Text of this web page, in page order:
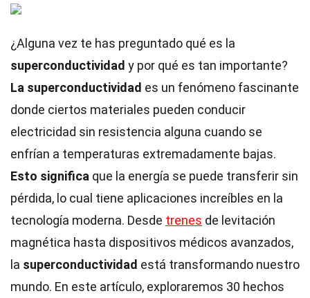
¿Alguna vez te has preguntado qué es la
superconductividad y por qué es tan importante?
La superconductividad es un fenómeno fascinante
donde ciertos materiales pueden conducir
electricidad sin resistencia alguna cuando se
enfrían a temperaturas extremadamente bajas.
Esto significa que la energía se puede transferir sin
pérdida, lo cual tiene aplicaciones increíbles en la
tecnología moderna. Desde trenes de levitación
magnética hasta dispositivos médicos avanzados,
la superconductividad está transformando nuestro
mundo. En este artículo, exploraremos 30 hechos